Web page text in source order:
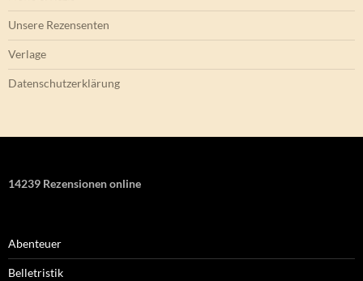
Unsere Rezensenten
Verlage
Datenschutzerklärung
14239 Rezensionen online
Abenteuer
Belletristik